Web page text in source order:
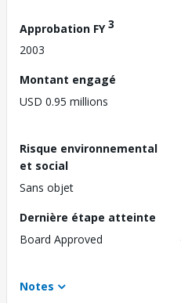
Approbation FY3
2003
Montant engagé
USD 0.95 millions
Risque environnemental
et social
Sans objet
Dernière étape atteinte
Board Approved
Notes